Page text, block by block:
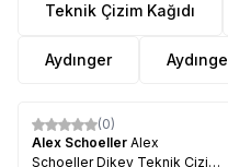
Teknik Çizim Kağıdı
Aydınger
(0)
Alex Schoeller Alex
Schoeller Dikey Teknik Çizim